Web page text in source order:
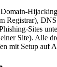
Domain-
Registrar),
Sites
Site). Alle
mit Setup auf